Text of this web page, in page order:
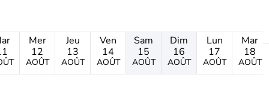
Mer
12
AOÛT
Jeu
13
AOÛT
Ven
14
AOÛT
Sam
15
AOÛT
Dim
16
AOÛT
Lun
17
AOÛT
Mar
18
AOÛT